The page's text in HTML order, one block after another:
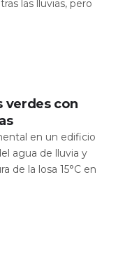
las lluvias, pero
verdes con
en un edificio
agua de lluvia y
de la losa 15°C en